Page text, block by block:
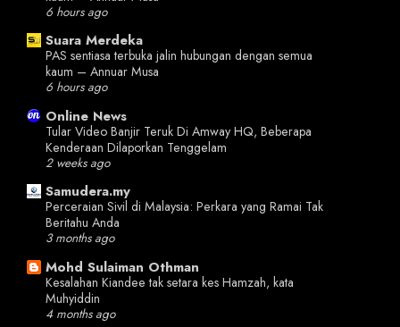
6 hours ago
Suara Merdeka
PAS sentiasa terbuka jalin hubungan dengan semua
kaum – Annuar Musa
6 hours ago
Online News
Tular Video Banjir Teruk Di Amway HQ, Beberapa
Kenderaan Dilaporkan Tenggelam
2 weeks ago
Samudera.my
Perceraian Sivil di Malaysia: Perkara yang Ramai Tak
Beritahu Anda
3 months ago
Mohd Sulaiman Othman
Kesalahan Kiandee tak setara kes Hamzah, kata
Muhyiddin
4 months ago